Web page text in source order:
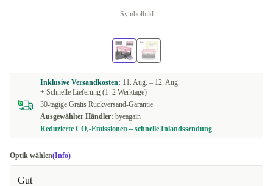
Symbolbild
Inklusive Versandkosten: 11. Aug. – 12. Aug.
+ Schnelle Lieferung (1–2 Werktage)
30-tägige Gratis Rückversand-Garantie
Ausgewählter Händler: byeagain
Reduzierte CO₂-Emissionen – schnelle Inlandssendung
Optik wählen(Info)
Gut